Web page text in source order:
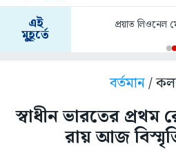
এই
মুহূর্তে
প্রয়াত লিওনেল
বর্তমান/
স্বাধীন ভারতের প্রথম
রায় আজ